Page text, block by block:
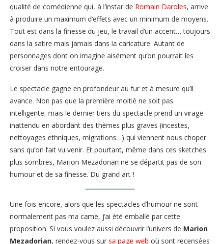
qualité de comédienne qui, à l’instar de Romain Daroles, arrive
à produire un maximum d’effets avec un minimum de moyens.
Tout est dans la finesse du jeu, le travail d’un accent… toujours
dans la satire mais jamais dans la caricature. Autant de
personnages dont on imagine aisément qu’on pourrait les
croiser dans notre entourage.
Le spectacle gagne en profondeur au fur et à mesure qu’il
avance. Non pas que la première moitié ne soit pas
intelligente, mais le dernier tiers du spectacle prend un virage
inattendu en abordant des thèmes plus graves (incestes,
nettoyages ethniques, migrations…) qui viennent nous choper
sans qu’on l’ait vu venir. Et pourtant, même dans ces sketches
plus sombres, Marion Mezadorian ne se départit pas de son
humour et de sa finesse. Du grand art !
Une fois encore, alors que les spectacles d’humour ne sont
normalement pas ma came, j’ai été emballé par cette
proposition. Si vous voulez aussi découvrir l’univers de Marion
Mezadorian, rendez-vous sur sa page web où sont recensées